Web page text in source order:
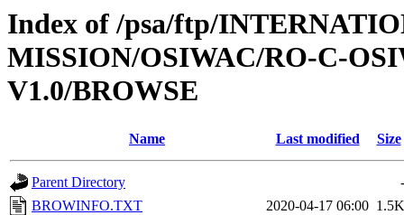
Index of /psa/ftp/
MISSION/OSIWAC/RO-C-
V1.0/BROWSE
Name Last modified Size
Parent Directory
-
BROWINFO.TXT
2020-04-17 06:00 1.5K